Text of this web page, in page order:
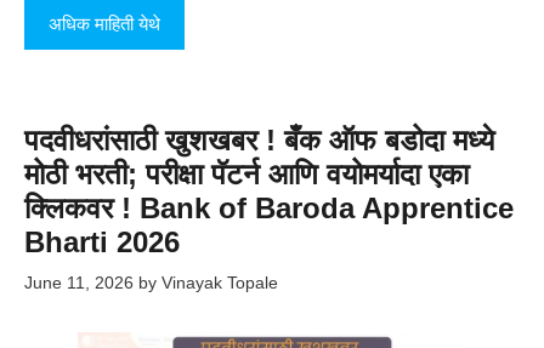
अधिक माहिती येथे
पदवीधरांसाठी खुशखबर ! बँक ऑफ बडोदा मध्ये
मोठी भरती; परीक्षा पॅटर्न आणि वयोमर्यादा एका
क्लिकवर ! Bank of Baroda Apprentice
Bharti 2026
June 11, 2026 by Vinayak Topale